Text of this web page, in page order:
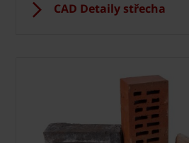
CAD Detaily střecha